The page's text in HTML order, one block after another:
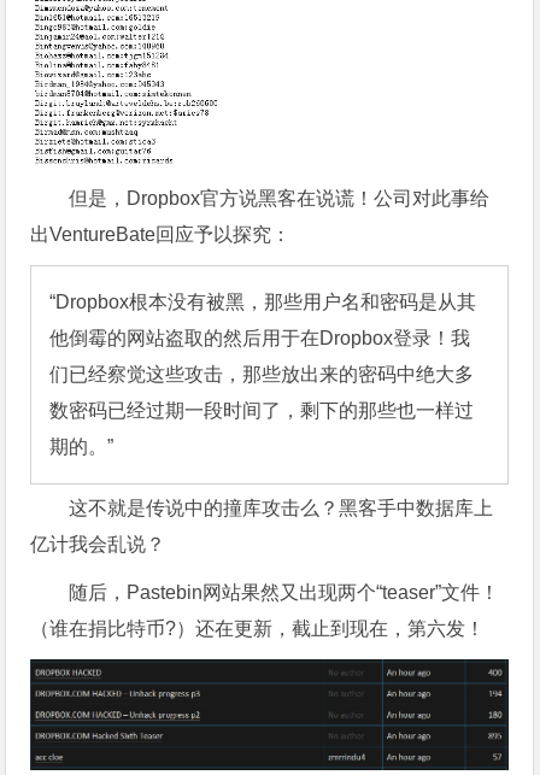
但是，Dropbox官方说黑客在说谎！公司对此事给
出VentureBate回应予以探究：
“Dropbox根本没有被黑，那些用户名和密码是从其
他倒霉的网站盗取的然后用于在Dropbox登录！我
们已经察觉这些攻击，那些放出来的密码中绝大多
数密码已经过期一段时间了，剩下的那些也一样过
期的。”
这不就是传说中的撞库攻击么？黑客手中数据库上
亿计我会乱说？
随后，Pastebin网站果然又出现两个“teaser”文件！
（谁在捐比特币?）还在更新，截止到现在，第六发！